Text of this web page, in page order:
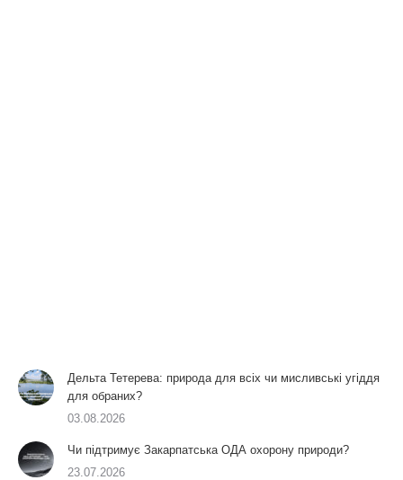
Дельта Тетерева: природа для всіх чи мисливські угіддя
для обраних?
03.08.2026
Чи підтримує Закарпатська ОДА охорону природи?
23.07.2026